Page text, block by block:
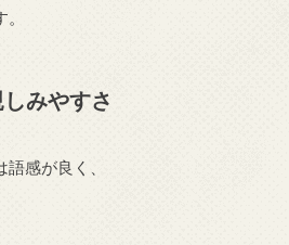
みやすさ
語感が良く、